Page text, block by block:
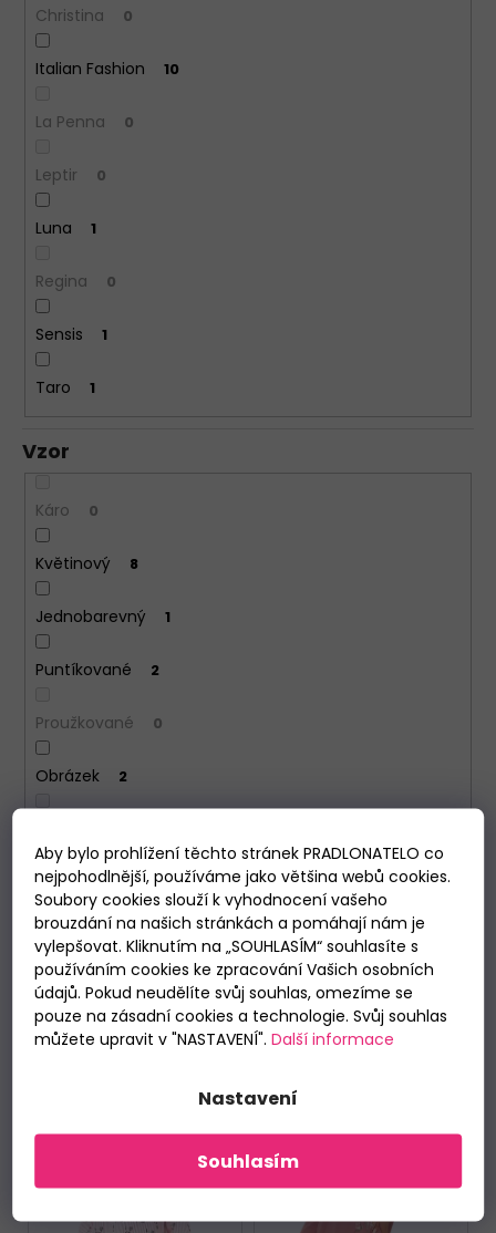
Aby bylo prohlížení těchto stránek PRADLONATELO co
nejpohodlnější, používáme jako většina webů cookies.
Soubory cookies slouží k vyhodnocení vašeho
brouzdání na našich stránkách a pomáhají nám je
vylepšovat. Kliknutím na „SOUHLASÍM“ souhlasíte s
používáním cookies ke zpracování Vašich osobních
údajů. Pokud neudělíte svůj souhlas, omezíme se
pouze na zásadní cookies a technologie. Svůj souhlas
můžete upravit v "NASTAVENÍ". Další informace
Nastavení
Souhlasím
Christina 0
Italian Fashion 10
La Penna 0
Leptir 0
Luna 1
Regina 0
Sensis 1
Taro 1
Vzor
Káro 0
Květinový 8
Jednobarevný 1
Puntíkované 2
Proužkované 0
Obrázek 2
Kočky 0
Medvědi 0
VYMAZAT FILTRY
Položek k zobrazení:14
p
s
p